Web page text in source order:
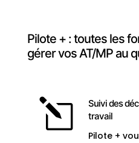
Pilote + : toutes les
gérer vos AT/MP au
l
Suivi des
travail
Pilote +